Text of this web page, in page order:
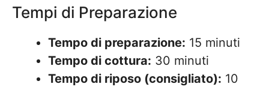
Tempi di Preparazione
Tempo di preparazione: 15 minuti
Tempo di cottura: 30 minuti
Tempo di riposo (consigliato): 10